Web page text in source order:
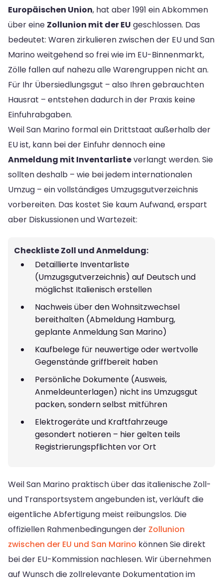
Europäischen Union, hat aber 1991 ein Abkommen
über eine Zollunion mit der EU geschlossen. Das
bedeutet: Waren zirkulieren zwischen der EU und San
Marino weitgehend so frei wie im EU-Binnenmarkt,
Zölle fallen auf nahezu alle Warengruppen nicht an.
Für Ihr Übersiedlungsgut – also Ihren gebrauchten
Hausrat – entstehen dadurch in der Praxis keine
Einfuhrabgaben.
Weil San Marino formal ein Drittstaat außerhalb der
EU ist, kann bei der Einfuhr dennoch eine
Anmeldung mit Inventarlisteverlangt werden. Sie
sollten deshalb – wie bei jedem internationalen
Umzug – ein vollständiges Umzugsgutverzeichnis
vorbereiten. Das kostet Sie kaum Aufwand, erspart
aber Diskussionen und Wartezeit:
Checkliste Zoll und Anmeldung:
Detaillierte Inventarliste
(Umzugsgutverzeichnis) auf Deutsch und
möglichst Italienisch erstellen
Nachweis über den Wohnsitzwechsel
bereithalten (Abmeldung Hamburg,
geplante Anmeldung San Marino)
Kaufbelege für neuwertige oder wertvolle
Gegenstände griffbereit haben
Persönliche Dokumente (Ausweis,
Anmeldeunterlagen) nicht ins Umzugsgut
packen, sondern selbst mitführen
Elektrogeräte und Kraftfahrzeuge
gesondert notieren – hier gelten teils
Registrierungspflichten vor Ort
Weil San Marino praktisch über das italienische Zoll-
und Transportsystem angebunden ist, verläuft die
eigentliche Abfertigung meist reibungslos. Die
offiziellen Rahmenbedingungen der Zollunion
zwischen der EU und San Marino können Sie direkt
bei der EU-Kommission nachlesen. Wir übernehmen
auf Wunsch die zollrelevante Dokumentation im